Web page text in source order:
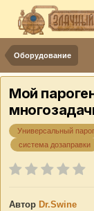
Оборудование
Мой
Универсальный
система дозаправки
Автор Dr.Swine